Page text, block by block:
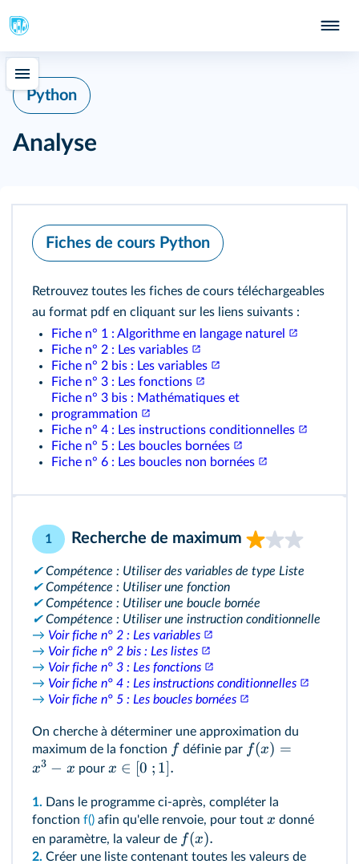
Python
Analyse
Fiches de cours Python
Retrouvez toutes les fiches de cours téléchargeables
au format pdf en cliquant sur les liens suivants :
Fiche n° 1 : Algorithme en langage naturel
Fiche n° 2 : Les variables
Fiche n° 2 bis : Les variables
Fiche n° 3 : Les fonctions
Fiche n° 3 bis : Mathématiques et
programmation
Fiche n° 4 : Les instructions conditionnelles
Fiche n° 5 : Les boucles bornées
Fiche n° 6 : Les boucles non bornées
1 Recherche de maximum
✔Compétence : Utiliser des variables de type Liste
✔Compétence : Utiliser une fonction
✔Compétence : Utiliser une boucle bornée
✔Compétence : Utiliser une instruction conditionnelle
→ Voir fiche n° 2 : Les variables
→ Voir fiche n° 2 bis : Les listes
→ Voir fiche n° 3 : Les fonctions
→ Voir fiche n° 4 : Les instructions conditionnelles
→ Voir fiche n° 5 : Les boucles bornées
On cherche à déterminer une approximation du
maximum de la fonction f définie par f(x) =
x3 − x pour x ∈ [0 ; 1].
1. Dans le programme ci-après, compléter la
fonction f() afin qu'elle renvoie, pour tout x donné
en paramètre, la valeur de f(x).
2. Créer une liste contenant toutes les valeurs de